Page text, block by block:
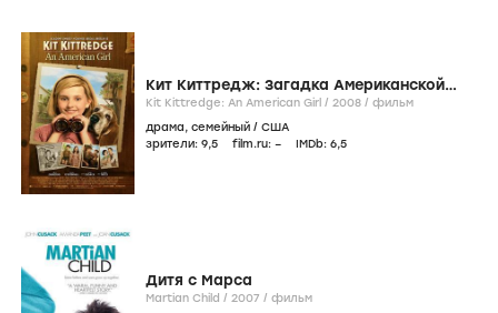
Кит Киттредж: Загадка Американской
девочки
Kit Kittredge: An American Girl / 2008 / фильм
драма, семейный / США
зрители: 9,5 film.ru: – IMDb: 6,5
Дитя с Марса
Martian Child / 2007 / фильм